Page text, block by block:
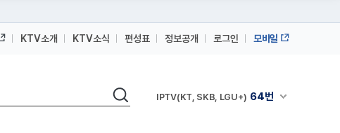
KTV소개 KTV소식 편성표 정보공개 로그인 모바일
검색 채널안내 펼쳐
IPTV(KT, SKB, LGU+) 64번